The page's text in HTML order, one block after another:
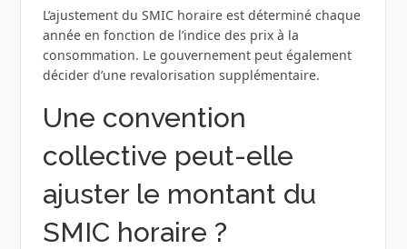
L’ajustement du SMIC horaire est déterminé chaque
année en fonction de l’indice des prix à la
consommation. Le gouvernement peut également
décider d’une revalorisation supplémentaire.
Une convention
collective peut-elle
ajuster le montant du
SMIC horaire ?